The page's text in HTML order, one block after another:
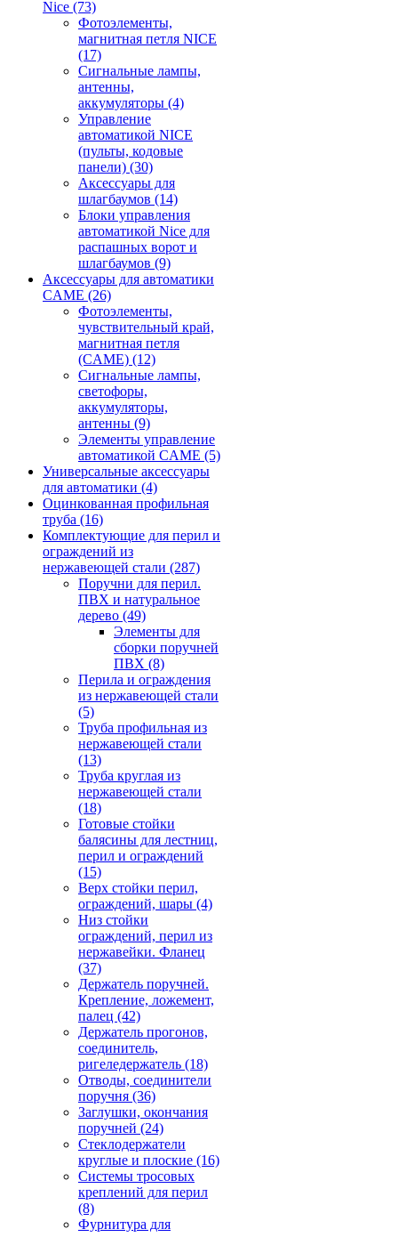
Nice (73)
Фотоэлементы,
магнитная петля NICE
(17)
Сигнальные лампы,
антенны,
аккумуляторы (4)
Управление
автоматикой NICE
(пульты, кодовые
панели) (30)
Аксессуары для
шлагбаумов (14)
Блоки управления
автоматикой Nice для
распашных ворот и
шлагбаумов (9)
Аксессуары для автоматики
CAME (26)
Фотоэлементы,
чувствительный край,
магнитная петля
(CAME) (12)
Сигнальные лампы,
светофоры,
аккумуляторы,
антенны (9)
Элементы управление
автоматикой CAME (5)
Универсальные аксессуары
для автоматики (4)
Оцинкованная профильная
труба (16)
Комплектующие для перил и
ограждений из
нержавеющей стали (287)
Поручни для перил.
ПВХ и натуральное
дерево (49)
Элементы для
сборки поручней
ПВХ (8)
Перила и ограждения
из нержавеющей стали
(5)
Труба профильная из
нержавеющей стали
(13)
Труба круглая из
нержавеющей стали
(18)
Готовые стойки
балясины для лестниц,
перил и ограждений
(15)
Верх стойки перил,
ограждений, шары (4)
Низ стойки
ограждений, перил из
нержавейки. Фланец
(37)
Держатель поручней.
Крепление, ложемент,
палец (42)
Держатель прогонов,
соединитель,
ригеледержатель (18)
Отводы, соединители
поручня (36)
Заглушки, окончания
поручней (24)
Стеклодержатели
круглые и плоские (16)
Системы тросовых
креплений для перил
(8)
Фурнитура для